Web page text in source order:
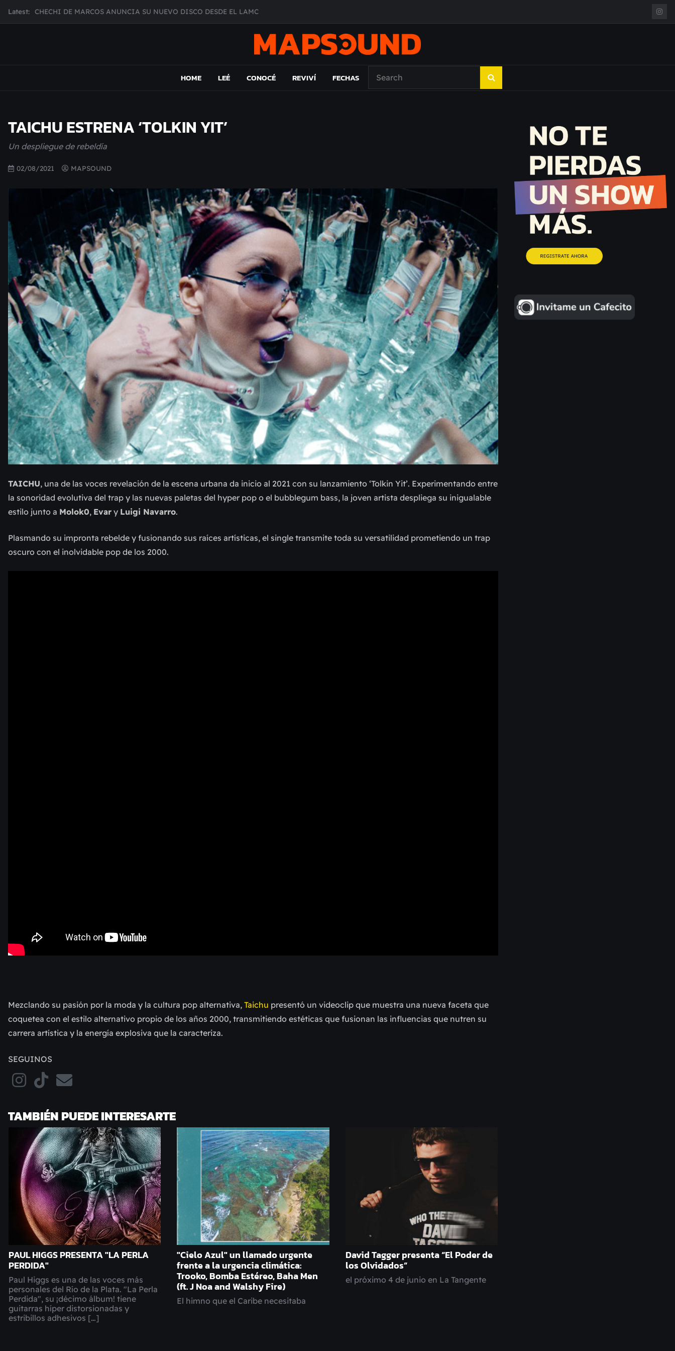
Latest:
CHECHI DE MARCOS ANUNCIA SU NUEVO DISCO DESDE EL LAMC
MUJER CEBRA PRESENTA INHIBIDOR, UNA FOTOGRAFÍA DE ÉPOCA EN FORMA DE DISCO
HOME LEÉ CONOCÉ REVIVÍ FECHAS
TAICHU ESTRENA ‘TOLKIN YIT’
Un despliegue de rebeldía
02/08/2021 MAPSOUND
TAICHU, una de las voces revelación de la escena urbana da inicio al 2021 con su lanzamiento ‘Tolkin Yit’. Experimentando entre
la sonoridad evolutiva del trap y las nuevas paletas del hyper pop o el bubblegum bass, la joven artista despliega su inigualable
estilo junto a Molok0, Evar y Luigi Navarro.
Plasmando su impronta rebelde y fusionando sus raíces artísticas, el single transmite toda su versatilidad prometiendo un trap
oscuro con el inolvidable pop de los 2000.
Mezclando su pasión por la moda y la cultura pop alternativa, Taichu presentó un videoclip que muestra una nueva faceta que
coquetea con el estilo alternativo propio de los años 2000, transmitiendo estéticas que fusionan las influencias que nutren su
carrera artística y la energía explosiva que la caracteriza.
SEGUINOS
TAMBIÉN PUEDE INTERESARTE
PAUL HIGGS PRESENTA "LA PERLA
PERDIDA"
Paul Higgs es una de las voces más
personales del Río de la Plata. "La Perla
Perdida", su ¡décimo álbum! tiene
guitarras híper distorsionadas y
estribillos adhesivos […]
"Cielo Azul" un llamado urgente
frente a la urgencia climática:
Trooko, Bomba Estéreo, Baha Men
(ft. J Noa and Walshy Fire)
El himno que el Caribe necesitaba
David Tagger presenta “El Poder de
los Olvidados”
el próximo 4 de junio en La Tangente